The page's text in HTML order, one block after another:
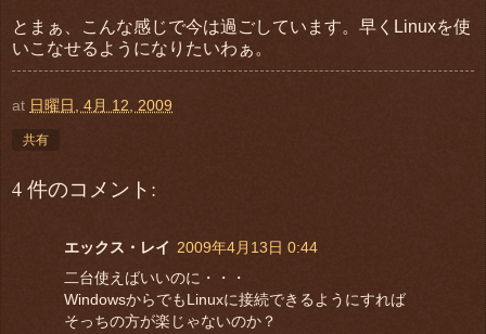
とまぁ、こんな感じで今は過ごしています。早くLinuxを使
いこなせるようになりたいわぁ。
at 日曜日, 4月 12, 2009
共有
4 件のコメント:
エックス・レイ 2009年4月13日 0:44
二台使えばいいのに・・・
WindowsからでもLinuxに接続できるようにすれば
そっちの方が楽じゃないのか？